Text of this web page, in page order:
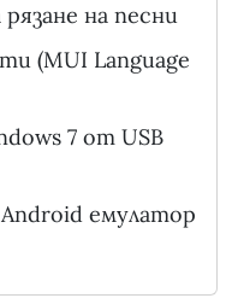
на песни
(MUI Language
7 от USB
емулатор